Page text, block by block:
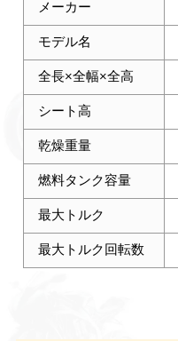
メーカー
モデル名
全長×全幅×全高
シート高
乾燥重量
燃料タンク容量
最大トルク
最大トルク回転数